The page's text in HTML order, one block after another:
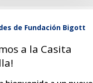
de Fundación Bigott
a la Casita